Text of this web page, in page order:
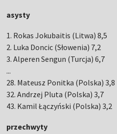
asysty
1. Rokas Jokubaitis (Litwa) 8,5
2. Luka Doncic (Słowenia) 7,2
3. Alperen Sengun (Turcja) 6,7
...
28. Mateusz Ponitka (Polska) 3,8
32. Andrzej Pluta (Polska) 3,7
43. Kamil Łączyński (Polska) 3,2
przechwyty